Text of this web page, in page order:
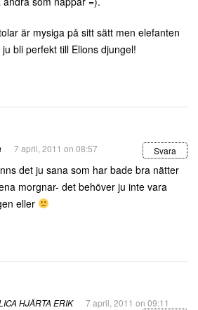
är mysiga på sitt sätt men elefanten
bli perfekt till Elions djungel!
7 april, 2011 on 08:57 Svara
det ju sana som har bade bra nätter
morgnar- det behöver ju inte vara
eller
HJÄRTA ERIK
7 april, 2011 on 09:11